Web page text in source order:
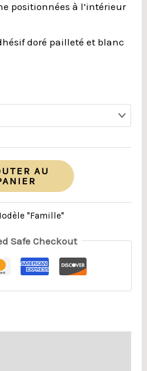
positionnées à l’intérieur
doré pailleté et blanc
AU
"Famille"
Safe Checkout